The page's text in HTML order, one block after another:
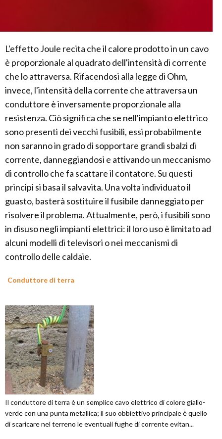
L'effetto Joule recita che il calore prodotto in un cavo
è proporzionale al quadrato dell'intensità di corrente
che lo attraversa. Rifacendosi alla legge di Ohm,
invece, l'intensità della corrente che attraversa un
conduttore è inversamente proporzionale alla
resistenza. Ciò significa che se nell'impianto elettrico
sono presenti dei vecchi fusibili, essi probabilmente
non saranno in grado di sopportare grandi sbalzi di
corrente, danneggiandosi e attivando un meccanismo
di controllo che fa scattare il contatore. Su questi
principi si basa il salvavita. Una volta individuato il
guasto, basterà sostituire il fusibile danneggiato per
risolvere il problema. Attualmente, però, i fusibili sono
in disuso negli impianti elettrici: il loro uso è limitato ad
alcuni modelli di televisori o nei meccanismi di
controllo delle caldaie.
Conduttore di terra
Il conduttore di terra è un semplice cavo elettrico di colore giallo-
verde con una punta metallica; il suo obbiettivo principale è quello
di scaricare nel terreno le eventuali fughe di corrente evitan...